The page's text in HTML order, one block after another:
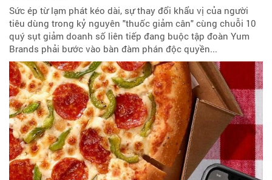
Sức ép từ lạm phát kéo dài, sự thay đổi khẩu vị của người
tiêu dùng trong kỷ nguyên "thuốc giảm cân" cùng chuỗi 10
quý sụt giảm doanh số liên tiếp đang buộc tập đoàn Yum
Brands phải bước vào bàn đàm phán độc quyền...